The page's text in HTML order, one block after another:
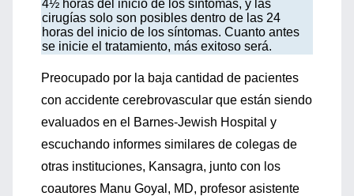
4½ horas del inicio de los síntomas, y las
cirugías solo son posibles dentro de las 24
horas del inicio de los síntomas. Cuanto antes
se inicie el tratamiento, más exitoso será.
Preocupado por la baja cantidad de pacientes
con accidente cerebrovascular que están siendo
evaluados en el Barnes-Jewish Hospital y
escuchando informes similares de colegas de
otras instituciones, Kansagra, junto con los
coautores Manu Goyal, MD, profesor asistente